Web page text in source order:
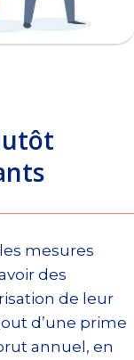
mesures
des
de leur
d’une prime
annuel, en